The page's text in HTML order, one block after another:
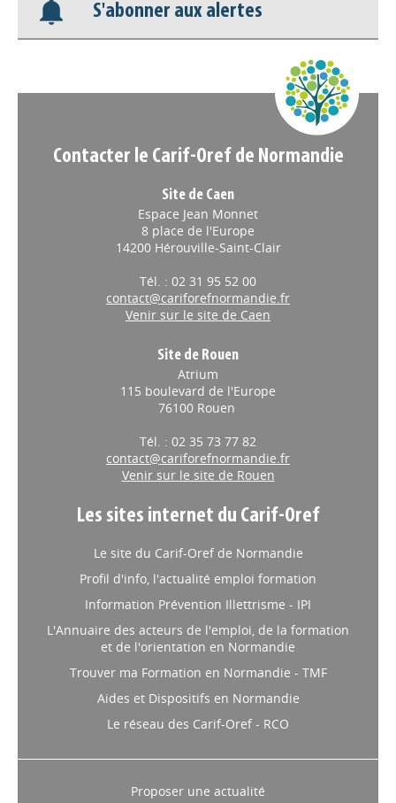
Nos veilles Scoop.it
S'abonner aux alertes
Contacter le Carif-Oref de Normandie
Site de Caen
Espace Jean Monnet
8 place de l'Europe
14200 Hérouville-Saint-Clair
Tél. : 02 31 95 52 00
contact@cariforefnormandie.fr
Venir sur le site de Caen
Site de Rouen
Atrium
115 boulevard de l'Europe
76100 Rouen
Tél. : 02 35 73 77 82
contact@cariforefnormandie.fr
Venir sur le site de Rouen
Les sites internet du Carif-Oref
Le site du Carif-Oref de Normandie
Profil d'info, l'actualité emploi formation
Information Prévention Illettrisme - IPI
L'Annuaire des acteurs de l'emploi, de la formation
et de l'orientation en Normandie
Trouver ma Formation en Normandie - TMF
Aides et Dispositifs en Normandie
Le réseau des Carif-Oref - RCO
Proposer une actualité